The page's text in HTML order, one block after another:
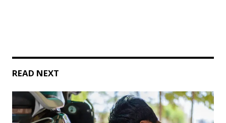
READ NEXT